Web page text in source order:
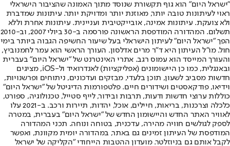
"ישראל היום" הוא גוף תקשורת שנוסד מתוך האמונה שהציבור הישראלי
ראוי לעיתונות טובה יותר, מאוזנת יותר ומדויקת יותר. עיתונות שמדברת
ולא צועקת. עיתונות אמינה, אובייקטיבית ועניינית. עיתונות אחרת וללא
תשלום. המהדורה המודפסת הראשונה פורסמה ב-30 ביולי 2007, וב-2010
הפך "ישראל היום" לעיתון הישראלי בעל שיעור החשיפה הגבוה ביותר בימי
חול. מו"ל העיתון היא ד"ר מרים אדלסון. העורך הראשי הוא עמר לחמנוביץ,
והעורך המייסד הוא עמוס רגב. אתרי האינטרנט של "ישראל היום" בעברית
ובאנגלית, כמו כן היישומונים (אפליקציות) לאנדרואיד ול-iOS, מציגים
חדשות מסביב לשעון, תוכן בלעדי, מבזקים ועדכונים, ניתוחים ופרשנויות,
וידיאו, פודקאסטים ושידורים חיים. פלטפורמות הדיגיטל של "ישראל היום"
כוללות ערוצי חדשות ודעות, תרבות ובידור, לייף סטייל, טכנולוגיה, ספורט,
כלכלה וצרכנות, בריאות, חיילים, אוכל, יהדות, תיירות ורכב. ב-2021 עלו
לאוויר האתר החדש והיישומון החדש של "ישראל היום" בעברית, במטרה
לספק לגולשים חוויה מהירה, עדכנית, בטוחה ונוחה. תכני המהדורה
המודפסת של העיתון זמינים גם באתר, במהדורה יומית מקוונת, ואפשר
לקבל אותם גם בניוזלטר. מועדון ההטבות הייחודי "הקליקה של ישראל